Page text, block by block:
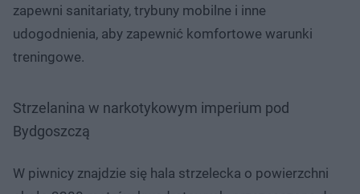
zapewni sanitariaty, trybuny mobilne i inne
udogodnienia, aby zapewnić komfortowe warunki
treningowe.
Strzelanina w narkotykowym imperium pod
Bydgoszczą
W piwnicy znajdzie się hala strzelecka o powierzchni